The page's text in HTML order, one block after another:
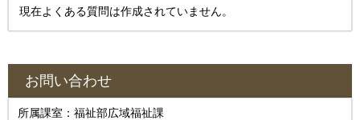
現在よくある質問は作成されていません。
お問い合わせ
所属課室：福祉部広域福祉課